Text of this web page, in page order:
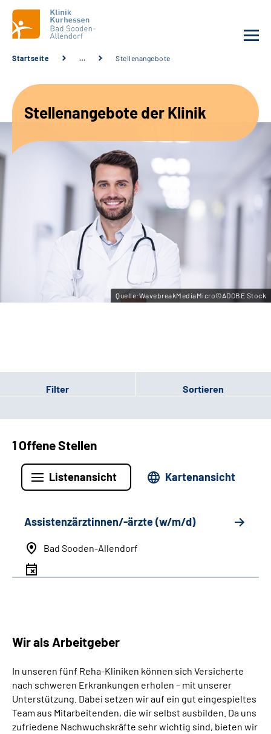
Unsere Angebote
Service
Sozialdienste & Zuweisende
Leichte Sprache
Startseite … Stellenangebote
Stellenangebote der Klinik
Quelle:WavebreakMediaMicro©ADOBE Stock
Filter Sortieren
1 Offene Stellen
Listenansicht Kartenansicht
Assistenzärztinnen/-ärzte (w/m/d)
Bad Sooden-Allendorf
Wir als Arbeitgeber
In unseren fünf Reha-Kliniken können sich Versicherte
nach schweren Erkrankungen erholen – mit unserer
Unterstützung. Dabei setzen wir auf ein gut eingespieltes
Team aus Mitarbeitenden, die wir selbst ausbilden. Da uns
zufriedene Nachwuchskräfte sehr wichtig sind, bieten wir